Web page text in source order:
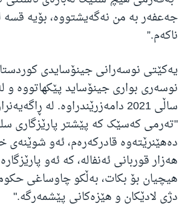
جەعفەر بە من نەگەیشتووە، بۆیە قسە
ناکەم.”
یەکێتی نوسەرانی جینۆسایدی
ساڵی 2021 دامەزرێندراوە. لە
"تەرمی کەسێک کە پێشتر پارێزگاری
دەهێنرێتەوە قادرکەرەم، ئەو شوێنەی
هەزار قوربانی ئەنفالە، کە ئەو
هیچیان بۆ بکات، بەڵکو چاوساغی
دژی لادێکان و هێزەکانی پێشمەرگە."